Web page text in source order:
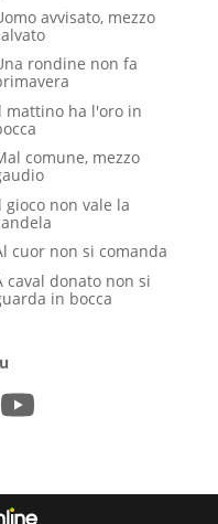
avvisato, mezzo
rondine non fa
mattino ha l'oro in
comune, mezzo
gioco non vale la
cuor non si comanda
caval donato non si
in bocca